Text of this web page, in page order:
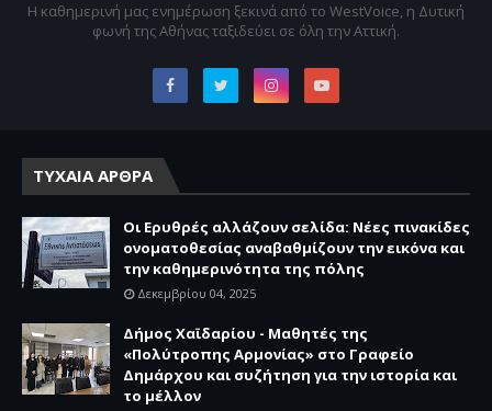
Η καθημερινή μας ενημέρωση ξεκινά από το WestVoice, η Δυτική
φωνή της Αθήνας ταξιδεύει σε όλη την Αττική.
ΤΥΧΑΙΑ ΑΡΘΡΑ
Οι Ερυθρές αλλάζουν σελίδα: Νέες πινακίδες
ονοματοθεσίας αναβαθμίζουν την εικόνα και
την καθημερινότητα της πόλης
Δεκεμβρίου 04, 2025
Δήμος Χαϊδαρίου - Μαθητές της
«Πολύτροπης Αρμονίας» στο Γραφείο
Δημάρχου και συζήτηση για την ιστορία και
το μέλλον